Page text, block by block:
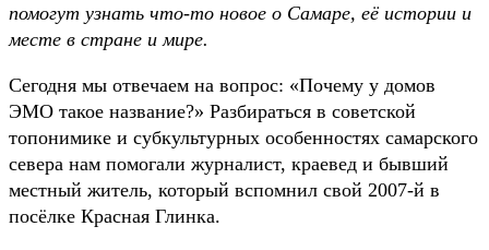
помогут узнать что-то новое о Самаре, её истории и
месте в стране и мире.
Сегодня мы отвечаем на вопрос: «Почему у домов
ЭМО такое название?» Разбираться в советской
топонимике и субкультурных особенностях самарского
севера нам помогали журналист, краевед и бывший
местный житель, который вспомнил свой 2007-й в
посёлке Красная Глинка.